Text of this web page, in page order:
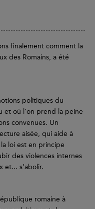
finalement comment la
des Romains, a été
politiques du
et où l’on prend la peine
convenues. Un
aisée, qui aide à
loi est en principe
des violences internes
et... s’abolir.
romaine à